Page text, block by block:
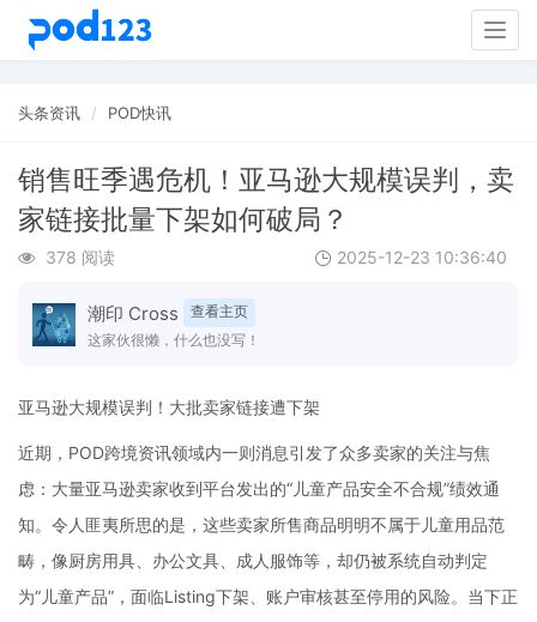
头条资讯 POD快讯
销售旺季遇危机！亚马逊大规模误判，卖
家链接批量下架如何破局？
378 阅读 2025-12-23 10:36:40
潮印 Cross
查看主页
这家伙很懒，什么也没写！
亚马逊大规模误判！大批卖家链接遭下架
近期，POD跨境资讯领域内一则消息引发了众多卖家的关注与焦
虑：大量亚马逊卖家收到平台发出的“儿童产品安全不合规”绩效通
知。令人匪夷所思的是，这些卖家所售商品明明不属于儿童用品范
畴，像厨房用具、办公文具、成人服饰等，却仍被系统自动判定
为“儿童产品”，面临Listing下架、账户审核甚至停用的风险。当下正